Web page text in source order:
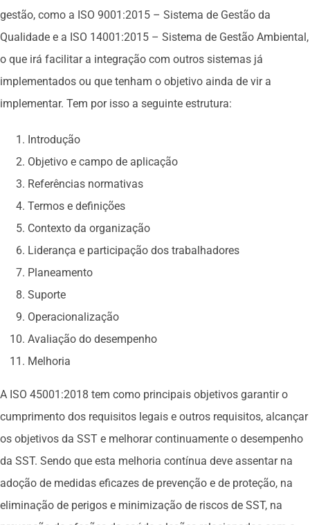
gestão, como a ISO 9001:2015 – Sistema de Gestão da
Qualidade e a ISO 14001:2015 – Sistema de Gestão Ambiental,
o que irá facilitar a integração com outros sistemas já
implementados ou que tenham o objetivo ainda de vir a
implementar. Tem por isso a seguinte estrutura:
Introdução
Objetivo e campo de aplicação
Referências normativas
Termos e definições
Contexto da organização
Liderança e participação dos trabalhadores
Planeamento
Suporte
Operacionalização
Avaliação do desempenho
Melhoria
A ISO 45001:2018 tem como principais objetivos garantir o
cumprimento dos requisitos legais e outros requisitos, alcançar
os objetivos da SST e melhorar continuamente o desempenho
da SST. Sendo que esta melhoria contínua deve assentar na
adoção de medidas eficazes de prevenção e de proteção, na
eliminação de perigos e minimização de riscos de SST, na